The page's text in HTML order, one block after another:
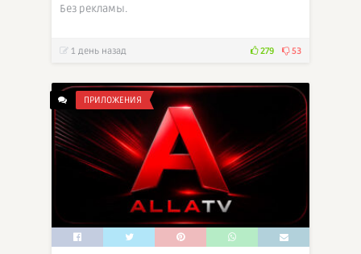
Без рекламы.
1 день назад 279 53
ПРИЛОЖЕНИЯ